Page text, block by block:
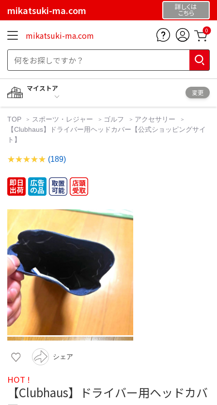
mikatsuki-ma.com 詳しくは
こちら
mikatsuki-ma.com 0
マイストア
変更
TOP スポーツ・レジャー ゴルフ
アクセサリー
【Clubhaus】ドライバー用ヘッドカバー【公式ショッピングサイ
ト】
(189)
シェア
HOT !
【Clubhaus】ドライバー用ヘッドカバ